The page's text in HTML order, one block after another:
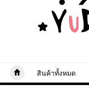
สินค้าทั้งหมด